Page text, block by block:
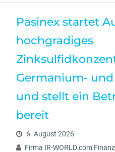
Pasinex startet
hochgradiges
Germanium-
und stellt ein
bereit
6. August 2026
Firma IR-WORLD.com